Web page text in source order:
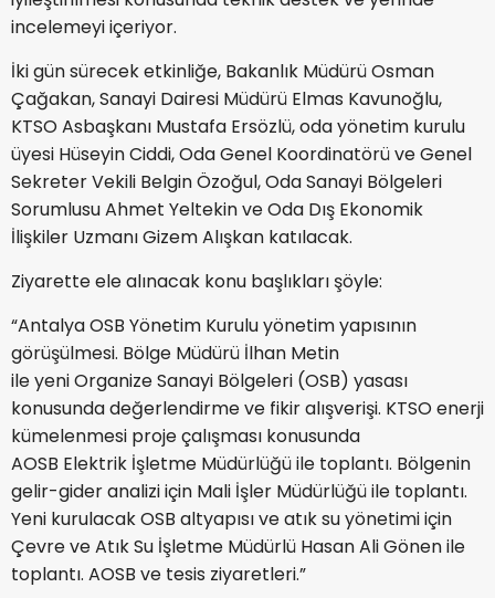
incelemeyi içeriyor.
İki gün sürecek etkinliğe, Bakanlık Müdürü Osman
Çağakan, Sanayi Dairesi Müdürü Elmas Kavunoğlu,
KTSO Asbaşkanı Mustafa Ersözlü, oda yönetim kurulu
üyesi Hüseyin Ciddi, Oda Genel Koordinatörü ve Genel
Sekreter Vekili Belgin Özoğul, Oda Sanayi Bölgeleri
Sorumlusu Ahmet Yeltekin ve Oda Dış Ekonomik
İlişkiler Uzmanı Gizem Alışkan katılacak.
Ziyarette ele alınacak konu başlıkları şöyle:
“Antalya OSB Yönetim Kurulu yönetim yapısının
görüşülmesi. Bölge Müdürü İlhan Metin
ile yeni Organize Sanayi Bölgeleri (OSB) yasası
konusunda değerlendirme ve fikir alışverişi. KTSO enerji
kümelenmesi proje çalışması konusunda
AOSB Elektrik İşletme Müdürlüğü ile toplantı. Bölgenin
gelir-gider analizi için Mali İşler Müdürlüğü ile toplantı.
Yeni kurulacak OSB altyapısı ve atık su yönetimi için
Çevre ve Atık Su İşletme Müdürlü Hasan Ali Gönen ile
toplantı. AOSB ve tesis ziyaretleri.”